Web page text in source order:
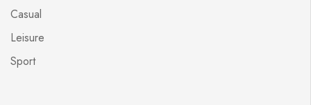
Casual
Leisure
Sport